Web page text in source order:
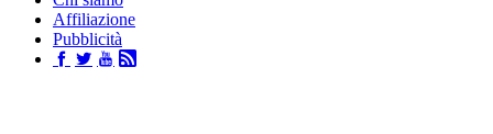
Affiliazione
Pubblicità